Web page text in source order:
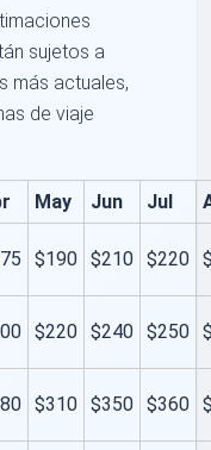
sujetos a
más actuales,
de viaje
May Jun Jul
$190 $210 $220
$220 $240 $250
$310 $350 $360